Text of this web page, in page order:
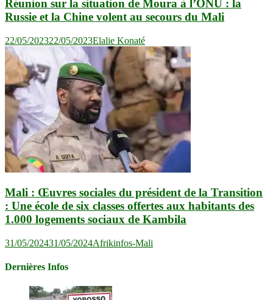
Réunion sur la situation de Moura à l’ONU : la
Russie et la Chine volent au secours du Mali
22/05/202322/05/2023Elalie Konaté
Mali : Œuvres sociales du président de la Transition
: Une école de six classes offertes aux habitants des
1.000 logements sociaux de Kambila
31/05/202431/05/2024Afrikinfos-Mali
Dernières Infos